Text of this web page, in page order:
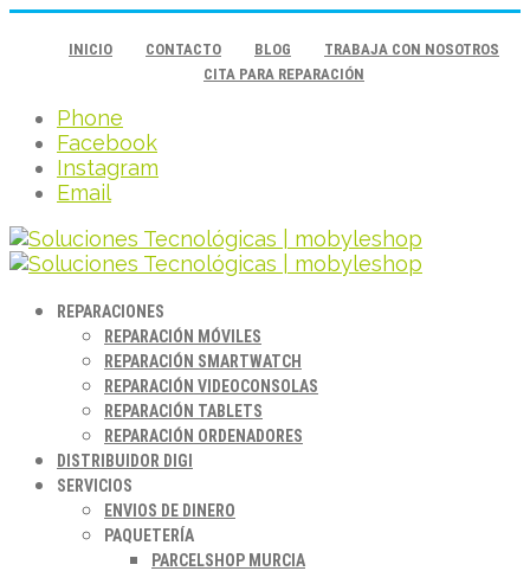
INICIO CONTACTO BLOG
TRABAJA CON NOSOTROS
CITA PARA REPARACIÓN
Phone
Facebook
Instagram
Email
REPARACIONES
REPARACIÓN MÓVILES
REPARACIÓN SMARTWATCH
REPARACIÓN VIDEOCONSOLAS
REPARACIÓN TABLETS
REPARACIÓN ORDENADORES
DISTRIBUIDOR DIGI
SERVICIOS
ENVIOS DE DINERO
PAQUETERÍA
PARCELSHOP MURCIA